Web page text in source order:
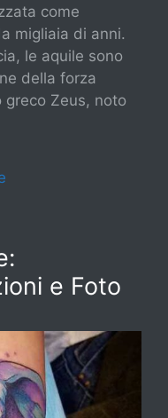
come
migliaia di anni.
le aquile sono
della forza
greco Zeus, noto
e Foto